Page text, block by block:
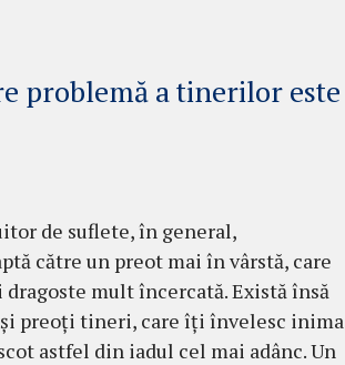
problemă a tinerilor este
de suflete, în gene­ral,
către un preot mai în vârstă, care
mult încercată. Există însă
preoţi tineri, care îţi învelesc inima
astfel din iadul cel mai adânc. Un